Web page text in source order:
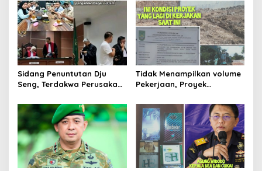
v
i
g
a
t
i
o
n
Sidang Penuntutan Dju
Seng, Terdakwa Perusakan
Pengadilan Negeri Batam
Tiga Kali di Tunda?
Tidak Menampilkan volume
Pekerjaan, Proyek
Pahlawan–RS Graha
Hermine Batu Aji, Di Sorot